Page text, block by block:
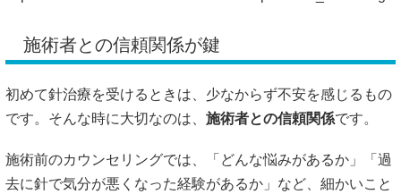
また、施設の衛生面もチェックポイントです。清潔な空間、
使い捨て針の使用、丁寧な説明など、基本的な部分をしっか
り確認しておくことで安心感がぐっと高まります。
実は、針治療は施術後の過ごし方も重要だと言われていま